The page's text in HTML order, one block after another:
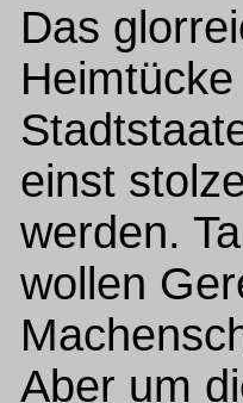
Das
einst
werden.
wollen
Aber um